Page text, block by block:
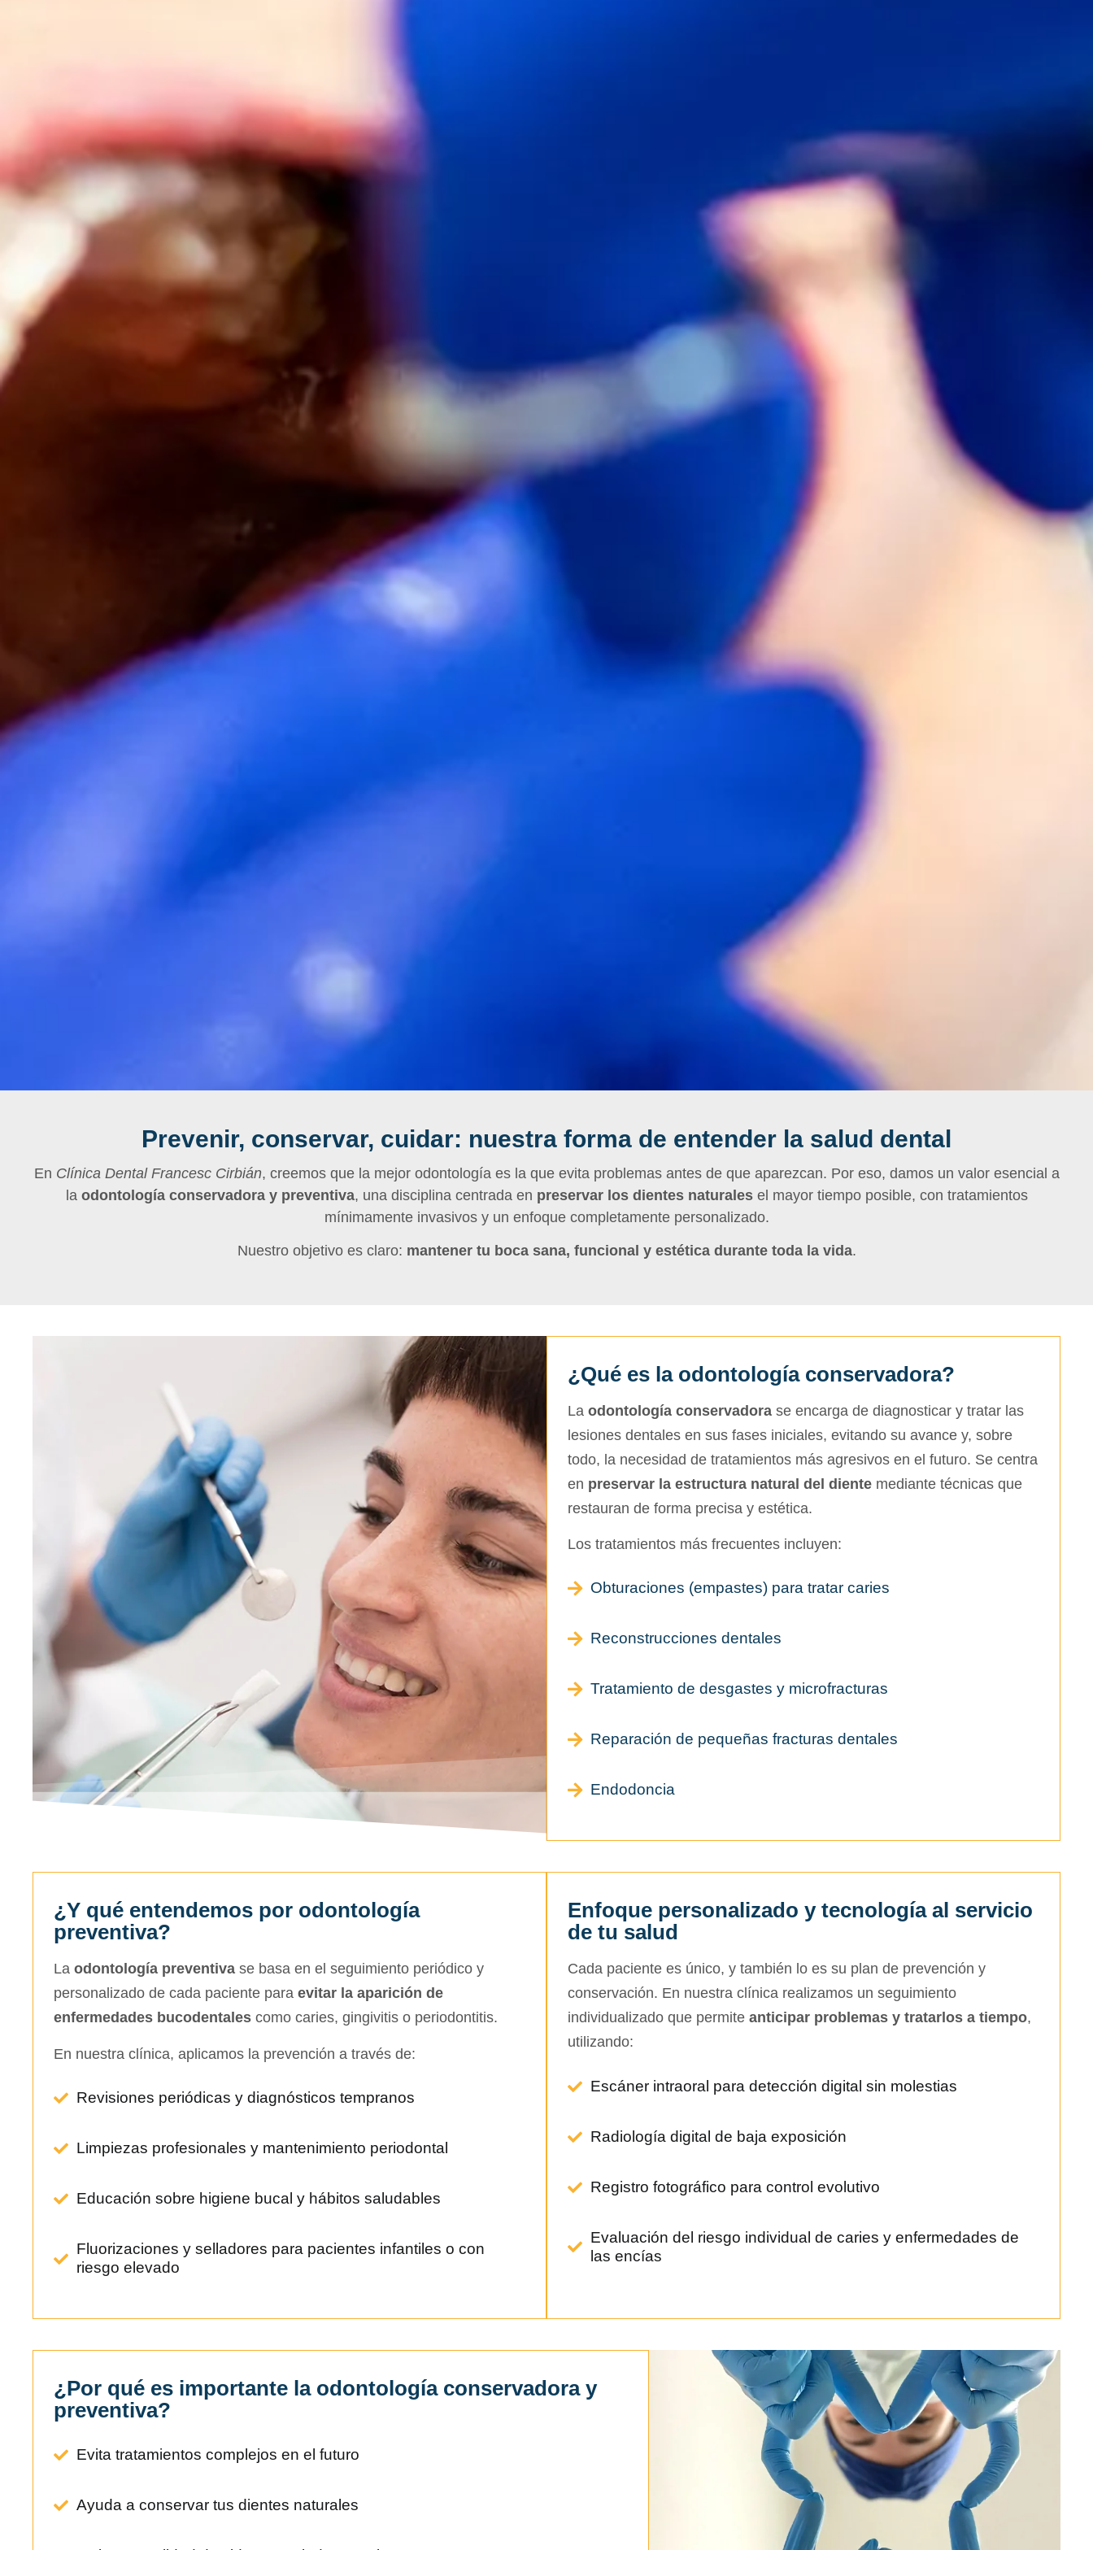
Prevenir, conservar, cuidar: nuestra forma de entender la salud dental
En Clínica Dental Francesc Cirbián, creemos que la mejor odontología es la que evita problemas antes de que aparezcan. Por eso, damos un valor esencial a
la odontología conservadora y preventiva, una disciplina centrada en preservar los dientes naturalesel mayor tiempo posible, con tratamientos
mínimamente invasivos y un enfoque completamente personalizado.
Nuestro objetivo es claro: mantener tu boca sana, funcional y estética durante toda la vida.
¿Qué es la odontología conservadora?
La odontología conservadora se encarga de diagnosticar y tratar las
lesiones dentales en sus fases iniciales, evitando su avance y, sobre
todo, la necesidad de tratamientos más agresivos en el futuro. Se centra
en preservar la estructura natural del diente mediante técnicas que
restauran de forma precisa y estética.
Los tratamientos más frecuentes incluyen:
Obturaciones (empastes) para tratar caries
Reconstrucciones dentales
Tratamiento de desgastes y microfracturas
Reparación de pequeñas fracturas dentales
Endodoncia
¿Y qué entendemos por odontología
preventiva?
Laodontología preventiva se basa en el seguimiento periódico y
personalizado de cada paciente paraevitar la aparición de
enfermedades bucodentales como caries, gingivitis o periodontitis.
En nuestra clínica, aplicamos la prevención a través de:
Revisiones periódicas y diagnósticos tempranos
Limpiezas profesionales y mantenimiento periodontal
Educación sobre higiene bucal y hábitos saludables
Fluorizaciones y selladores para pacientes infantiles o con
riesgo elevado
Enfoque personalizado y tecnología al servicio
de tu salud
Cada paciente es único, y también lo es su plan de prevención y
conservación. En nuestra clínica realizamos un seguimiento
individualizado que permite anticipar problemas y tratarlos a tiempo,
utilizando:
Escáner intraoral para detección digital sin molestias
Radiología digital de baja exposición
Registro fotográfico para control evolutivo
Evaluación del riesgo individual de caries y enfermedades de
las encías
¿Por qué es importante la odontología conservadora y
preventiva?
Evita tratamientos complejos en el futuro
Ayuda a conservar tus dientes naturales